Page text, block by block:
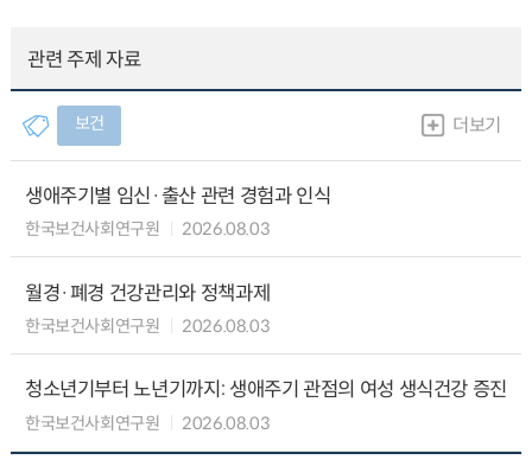
관련 주제 자료
보건 더보기
생애주기별 임신·출산 관련 경험과 인식
한국보건사회연구원 2026.08.03
월경·폐경 건강관리와 정책과제
한국보건사회연구원 2026.08.03
청소년기부터 노년기까지: 생애주기 관점의 여성 생식건강 증진
한국보건사회연구원 2026.08.03